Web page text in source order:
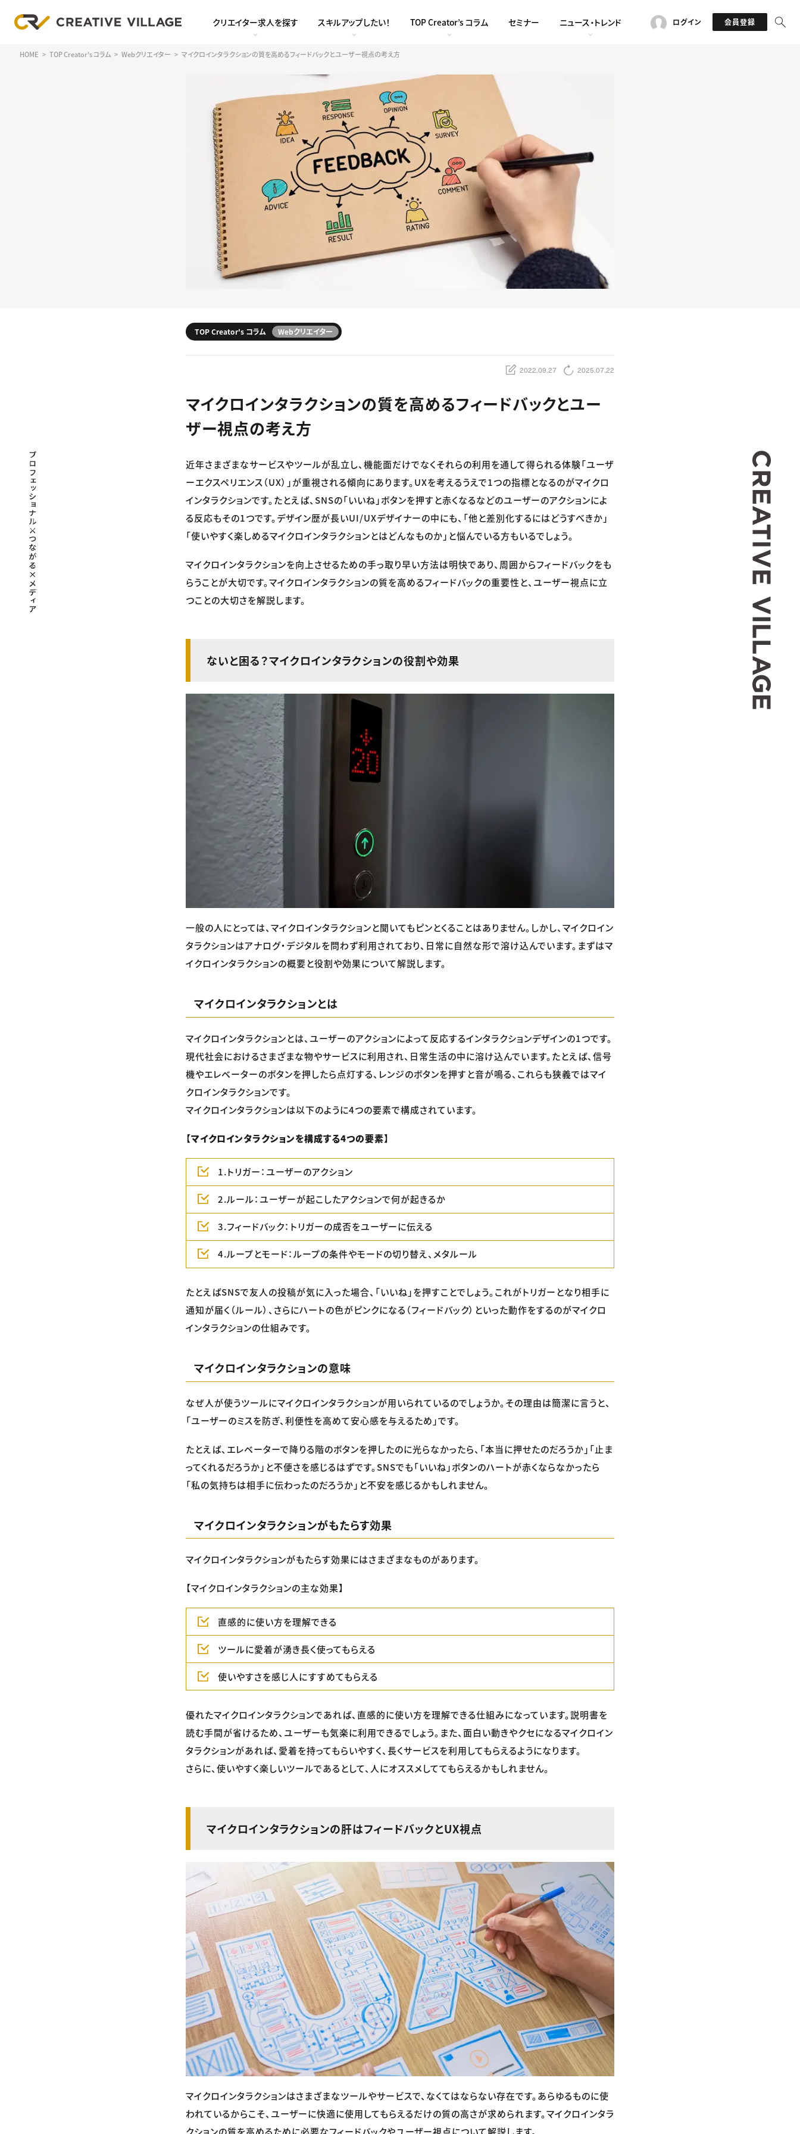
クリエイター求人を探す スキルアップしたい！ TOP Creator’s コラム セミナー ニュース・トレンド ログイン 会員登録
HOME TOP Creator's コラム Webクリエイター マイクロインタラクションの質を高めるフィードバックとユーザー視点の考え方
TOP Creator's コラム Webクリエイター
2022.09.27 2025.07.22
マイクロインタラクションの質を高めるフィードバックとユー
ザー視点の考え方
近年さまざまなサービスやツールが乱立し、機能面だけでなくそれらの利用を通して得られる体験「ユーザ
ーエクスペリエンス（UX）」が重視される傾向にあります。UXを考えるうえで1つの指標となるのがマイクロ
インタラクションです。たとえば、SNSの「いいね」ボタンを押すと赤くなるなどのユーザーのアクションによ
る反応もその1つです。デザイン歴が長いUI/UXデザイナーの中にも、「他と差別化するにはどうすべきか」
「使いやすく楽しめるマイクロインタラクションとはどんなものか」と悩んでいる方もいるでしょう。
マイクロインタラクションを向上させるための手っ取り早い方法は明快であり、周囲からフィードバックをも
らうことが大切です。マイクロインタラクションの質を高めるフィードバックの重要性と、ユーザー視点に立
つことの大切さを解説します。
ないと困る？マイクロインタラクションの役割や効果
一般の人にとっては、マイクロインタラクションと聞いてもピンとくることはありません。しかし、マイクロイン
タラクションはアナログ・デジタルを問わず利用されており、日常に自然な形で溶け込んでいます。まずはマ
イクロインタラクションの概要と役割や効果について解説します。
マイクロインタラクションとは
マイクロインタラクションとは、ユーザーのアクションによって反応するインタラクションデザインの1つです。
現代社会におけるさまざまな物やサービスに利用され、日常生活の中に溶け込んでいます。たとえば、信号
機やエレベーターのボタンを押したら点灯する、レンジのボタンを押すと音が鳴る、これらも狭義ではマイ
クロインタラクションです。
マイクロインタラクションは以下のように4つの要素で構成されています。
【マイクロインタラクションを構成する4つの要素】
1.トリガー：ユーザーのアクション
2.ルール：ユーザーが起こしたアクションで何が起きるか
3.フィードバック：トリガーの成否をユーザーに伝える
4.ループとモード：ループの条件やモードの切り替え、メタルール
たとえばSNSで友人の投稿が気に入った場合、「いいね」を押すことでしょう。これがトリガーとなり相手に
通知が届く（ルール）、さらにハートの色がピンクになる（フィードバック）といった動作をするのがマイクロ
インタラクションの仕組みです。
マイクロインタラクションの意味
なぜ人が使うツールにマイクロインタラクションが用いられているのでしょうか。その理由は簡潔に言うと、
「ユーザーのミスを防ぎ、利便性を高めて安心感を与えるため」です。
たとえば、エレベーターで降りる階のボタンを押したのに光らなかったら、「本当に押せたのだろうか」「止ま
ってくれるだろうか」と不便さを感じるはずです。SNSでも「いいね」ボタンのハートが赤くならなかったら
「私の気持ちは相手に伝わったのだろうか」と不安を感じるかもしれません。
マイクロインタラクションがもたらす効果
マイクロインタラクションがもたらす効果にはさまざまなものがあります。
【マイクロインタラクションの主な効果】
直感的に使い方を理解できる
ツールに愛着が湧き長く使ってもらえる
使いやすさを感じ人にすすめてもらえる
優れたマイクロインタラクションであれば、直感的に使い方を理解できる仕組みになっています。説明書を
読む手間が省けるため、ユーザーも気楽に利用できるでしょう。また、面白い動きやクセになるマイクロイン
タラクションがあれば、愛着を持ってもらいやすく、長くサービスを利用してもらえるようになります。
さらに、使いやすく楽しいツールであるとして、人にオススメしててもらえるかもしれません。
マイクロインタラクションの肝はフィードバックとUX視点
マイクロインタラクションはさまざまなツールやサービスで、なくてはならない存在です。あらゆるものに使
われているからこそ、ユーザーに快適に使用してもらえるだけの質の高さが求められます。マイクロインタラ
クションの質を高めるために必要なフィードバックやユーザー視点について解説します。